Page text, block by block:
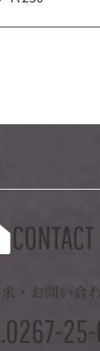
CONTACT
・お問い合
25-